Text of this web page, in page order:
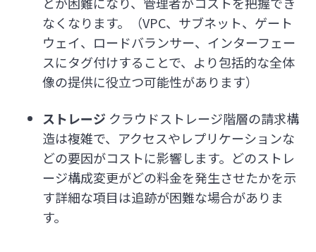
なくなります。（VPC、サブネット、ゲート
ウェイ、ロードバランサー、インターフェー
スにタグ付けすることで、より包括的な全体
像の提供に役立つ可能性があります）
ストレージ クラウドストレージ階層の請求構
造は複雑で、アクセスやレプリケーションな
どの要因がコストに影響します。どのストレ
ージ構成変更がどの料金を発生させたかを示
す詳細な項目は追跡が困難な場合がありま
す。